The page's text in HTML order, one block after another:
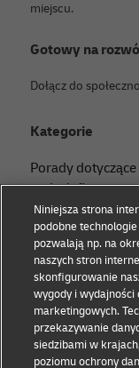
miejscu.
Gotowy na
Dołącz do
Kategorie
Porady dotyczące
małych firm
Porady
commerce
Eksperckie
Porady
Wiedza i
Niniejsza strona
podobne
pozwalają np. na
naszych stron
skonfigurowanie
wygody i wydajności
marketingowych.
przekazywanie
siedzibami w
poziomu ochrony